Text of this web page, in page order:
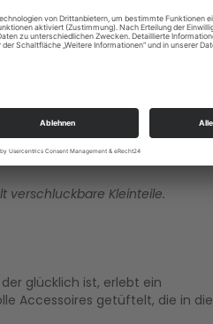
des wahren Glücks. 40-49
Strass-Steinen besetzt. Ebenso
wird in der sehr
verschluckbare Kleinteile.
glücklich ist, erlebt ein
Accessoires getüftelt, die in die